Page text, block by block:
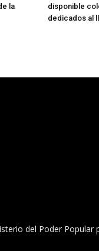
la
disponible
dedicados al
del Poder Popular